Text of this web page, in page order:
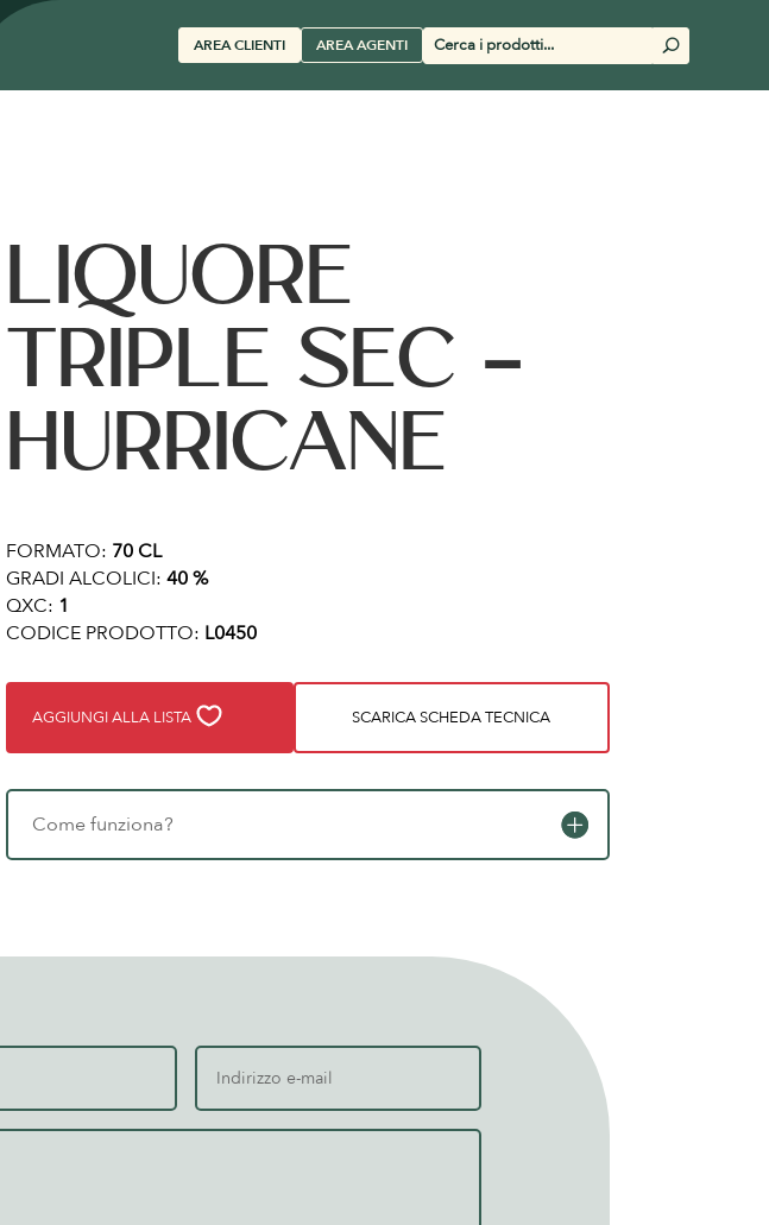
AREA CLIENTI AREA AGENTI
Cerca
prodotti
U
LIQUORE
TRIPLE SEC –
HURRICANE
FORMATO: 70 CL
GRADI ALCOLICI: 40 %
QXC: 1
CODICE PRODOTTO: L0450
AGGIUNGI ALLA LISTA SCARICA SCHEDA TECNICA
Come funziona?